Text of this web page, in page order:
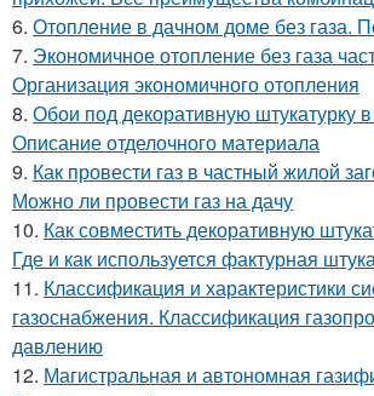
6. Отопление в дачном доме без газа.
7. Экономичное отопление без газа
Организация экономичного отопления
8. Обои под декоративную штукатурку
Описание отделочного материала
9. Как провести газ в частный жилой
Можно ли провести газ на дачу
10. Как совместить декоративную
Где и как используется фактурная
11. Классификация и характеристики
газоснабжения. Классификация
давлению
12. Магистральная и автономная